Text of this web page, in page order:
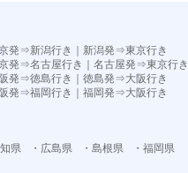
発⇒新潟行き
新潟発⇒東京行き
発⇒名古屋行き
名古屋発⇒東京行き
発⇒徳島行き
徳島発⇒大阪行き
発⇒福岡行き｜ 福岡発⇒大阪行き
知県 ・広島県 ・島根県
・福岡県